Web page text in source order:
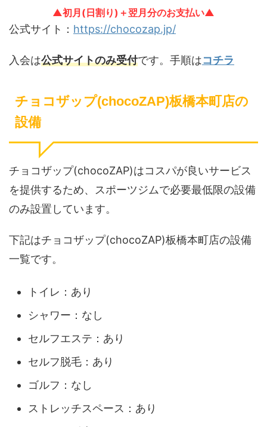
▲初月(日割り)＋翌月分のお支払い▲
公式サイト： https://chocozap.jp/
入会は公式サイトのみ受付です。手順はコチラ
チョコザップ(chocoZAP)板橋本町店の
設備
チョコザップ(chocoZAP)はコスパが良いサービス
を提供するため、スポーツジムで必要最低限の設備
のみ設置しています。
下記はチョコザップ(chocoZAP)板橋本町店の設備
一覧です。
トイレ：あり
シャワー：なし
セルフエステ：あり
セルフ脱毛：あり
ゴルフ：なし
ストレッチスペース：あり